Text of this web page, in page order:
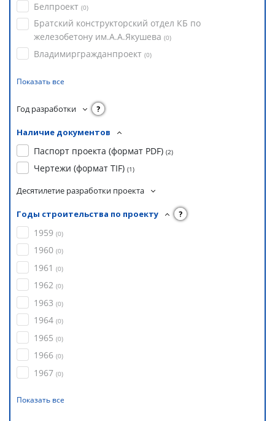
Белпроект (0)
Братский конструкторский отдел КБ по
железобетону им.А.А.Якушева (0)
Владимиргражданпроект (0)
Показать все
Год разработки ?
Наличие документов
Паспорт проекта (формат PDF) (2)
Чертежи (формат TIF) (1)
Десятилетие разработки проекта
Годы строительства по проекту ?
1959 (0)
1960 (0)
1961 (0)
1962 (0)
1963 (0)
1964 (0)
1965 (0)
1966 (0)
1967 (0)
Показать все